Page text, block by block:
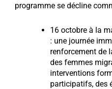
programme se décline
16 octobre à la
: une journée
renforcement de
des femmes
interventions
participatifs, des